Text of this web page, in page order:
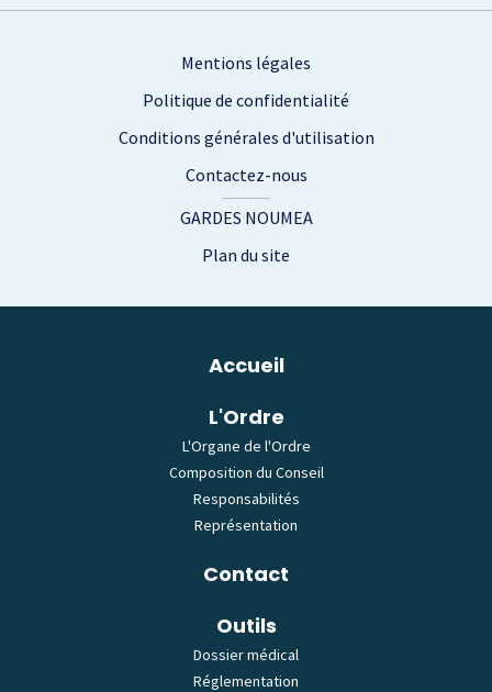
Mentions légales
Politique de confidentialité
Conditions générales d'utilisation
Contactez-nous
GARDES NOUMEA
Plan du site
Accueil
L'Ordre
L'Organe de l'Ordre
Composition du Conseil
Responsabilités
Représentation
Contact
Outils
Dossier médical
Réglementation